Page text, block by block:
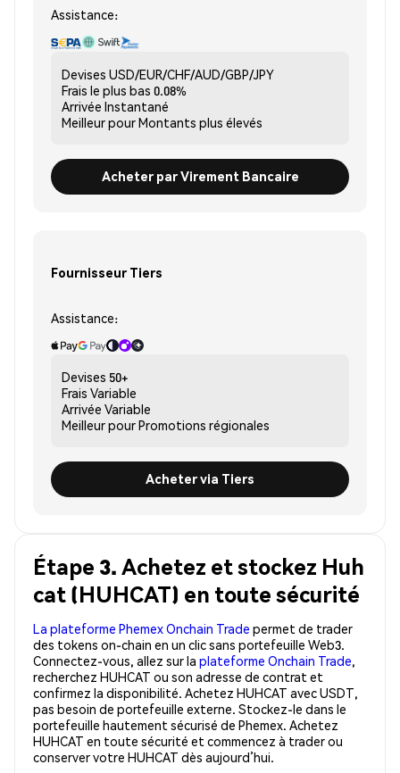
Assistance:
Devises USD/EUR/CHF/AUD/GBP/JPY
Frais le plus bas 0.08%
Arrivée Instantané
Meilleur pourMontants plus élevés
Acheter par Virement Bancaire
Fournisseur Tiers
Assistance:
Devises 50+
Frais Variable
Arrivée Variable
Meilleur pourPromotions régionales
Acheter via Tiers
Étape 3. Achetez et stockez Huh
cat (HUHCAT) en toute sécurité
La plateforme Phemex Onchain Trade permet de trader
des tokens on-chain en un clic sans portefeuille Web3.
Connectez-vous, allez sur la plateforme Onchain Trade,
recherchez HUHCAT ou son adresse de contrat et
confirmez la disponibilité. Achetez HUHCAT avec USDT,
pas besoin de portefeuille externe. Stockez-le dans le
portefeuille hautement sécurisé de Phemex. Achetez
HUHCAT en toute sécurité et commencez à trader ou
conserver votre HUHCAT dès aujourd’hui.